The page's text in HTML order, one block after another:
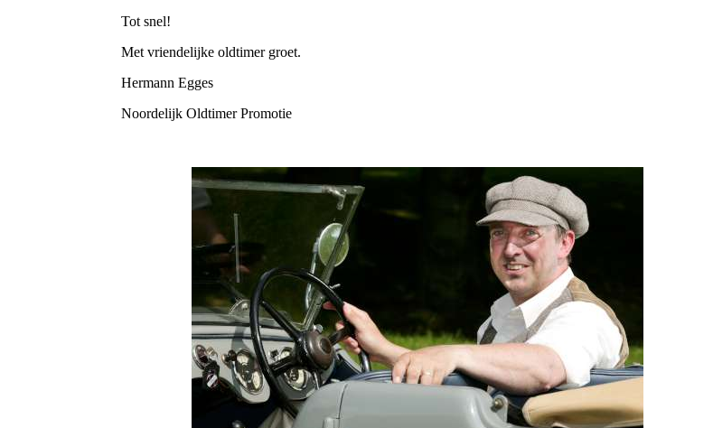
Tot snel!
Met vriendelijke oldtimer groet.
Hermann Egges
Noordelijk Oldtimer Promotie